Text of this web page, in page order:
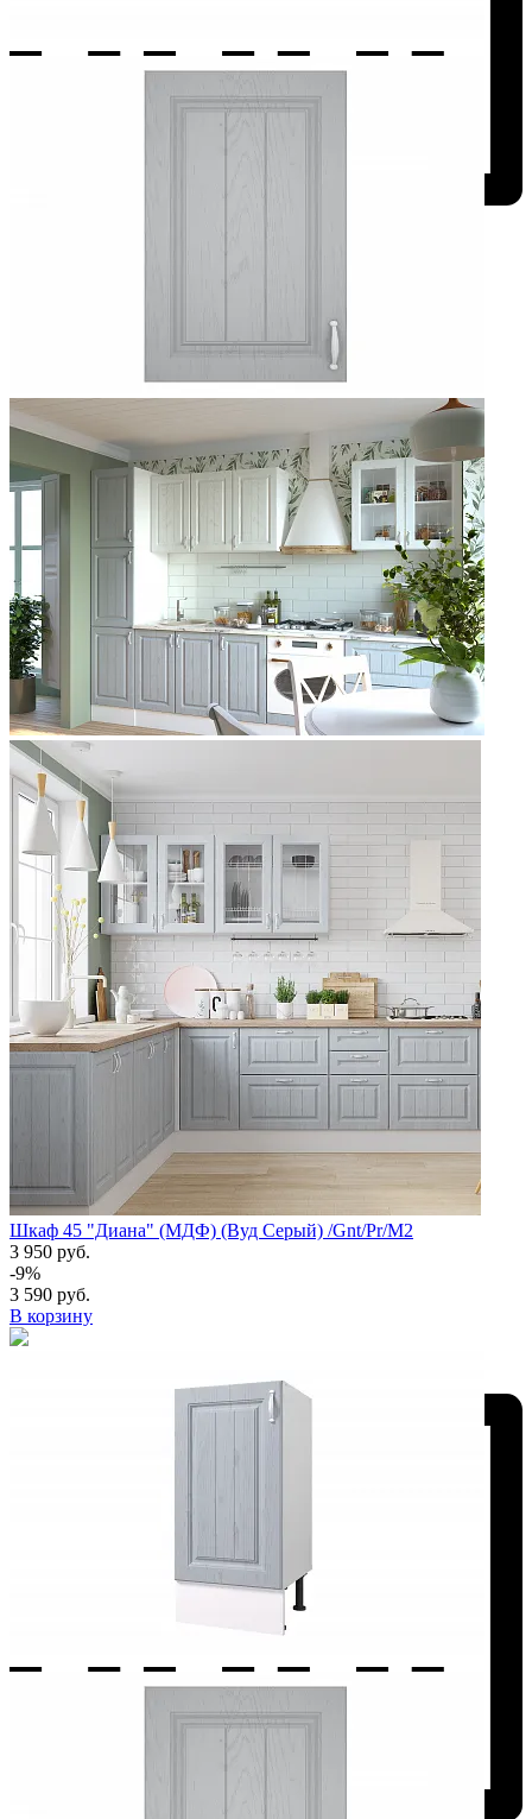
Шкаф 45 "Диана" (МДФ) (Вуд Серый) /Gnt/Pr/М2
3 950 руб.
-9%
3 590 руб.
В корзину